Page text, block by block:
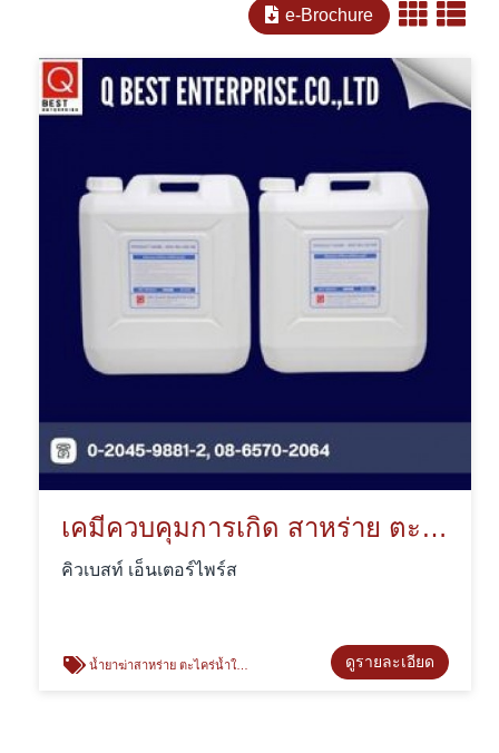
e-Brochure
เคมีควบคุมการเกิด สาหร่าย ตะไคร่น้ำWQT-BIO 500AB
คิวเบสท์ เอ็นเตอร์ไพร์ส
น้ำยาฆ่าสาหร่าย ตะไคร่น้ำในคูลลิ่ง ดูรายละเอียด